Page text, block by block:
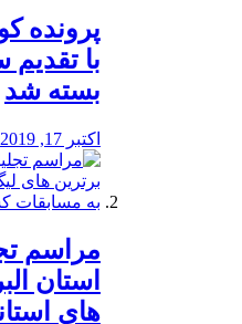
پرونده
با تقدیم
بسته شد
اکتبر 17, 2019
مراسم
استان
های